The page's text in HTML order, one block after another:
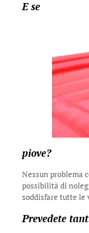
E se
piove?
Nessun problema
possibilità di
soddisfare tutte le
Prevedete